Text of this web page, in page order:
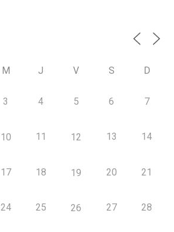
M J V S D
3 4 5 6 7
10 11 12 13 14
17 18 19 20 21
24 25 26 27 28